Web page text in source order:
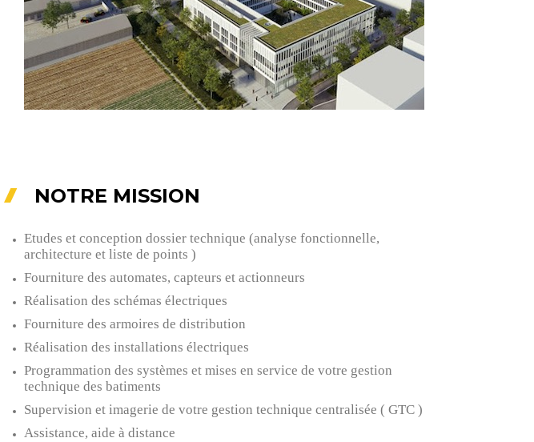
NOTRE MISSION
Etudes et conception dossier technique (analyse fonctionnelle,
architecture et liste de points )
Fourniture des automates, capteurs et actionneurs
Réalisation des schémas électriques
Fourniture des armoires de distribution
Réalisation des installations électriques
Programmation des systèmes et mises en service de votre gestion
technique des batiments
Supervision et imagerie de votre gestion technique centralisée ( GTC )
Assistance, aide à distance